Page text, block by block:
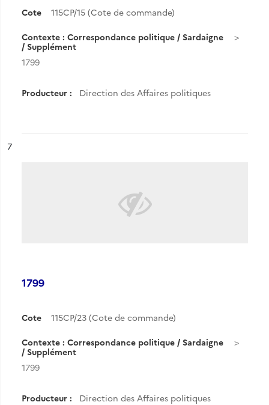
Cote 115CP/15 (Cote de commande)
Contexte : Correspondance politique / Sardaigne
/ Supplément
1799
Producteur : Direction des Affaires politiques
n°
7
1799
Cote 115CP/23 (Cote de commande)
Contexte : Correspondance politique / Sardaigne
/ Supplément
1799
Producteur : Direction des Affaires politiques